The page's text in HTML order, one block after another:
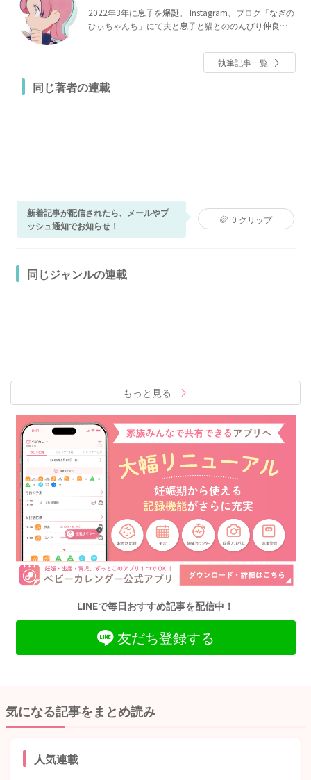
2022年3年に息子を爆誕。 Instagram、ブログ「なぎの
ひぃちゃんち」にて夫と息子と猫とののんびり仲良し
サーカスご夫妻の日常「団長はいつも全力」連載中。
執筆記事一覧
同じ著者の連載
新着記事が配信されたら、メールやプ
ッシュ通知でお知らせ！
0 クリップ
同じジャンルの連載
もっと見る
LINEで毎日おすすめ記事を配信中！
友だち登録する
気になる記事をまとめ読み
人気連載